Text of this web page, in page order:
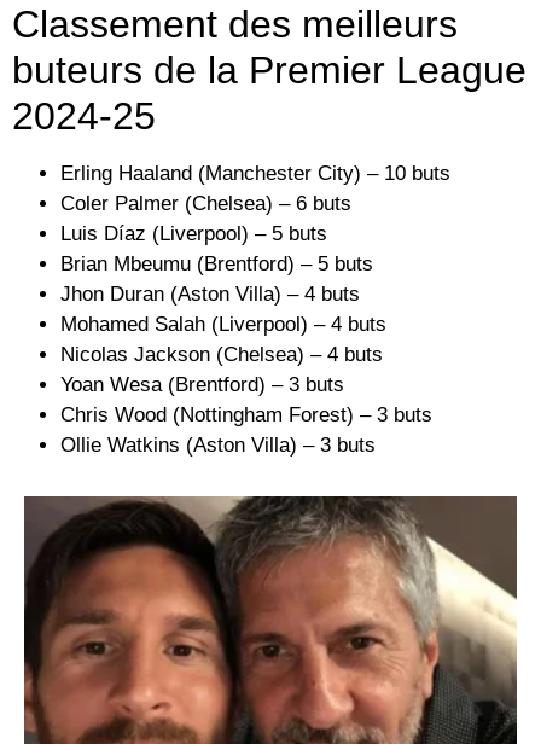
Classement des meilleurs
buteurs de la Premier League
2024-25
Erling Haaland (Manchester City) – 10 buts
Coler Palmer (Chelsea) – 6 buts
Luis Díaz (Liverpool) – 5 buts
Brian Mbeumu (Brentford) – 5 buts
Jhon Duran (Aston Villa) – 4 buts
Mohamed Salah (Liverpool) – 4 buts
Nicolas Jackson (Chelsea) – 4 buts
Yoan Wesa (Brentford) – 3 buts
Chris Wood (Nottingham Forest) – 3 buts
Ollie Watkins (Aston Villa) – 3 buts